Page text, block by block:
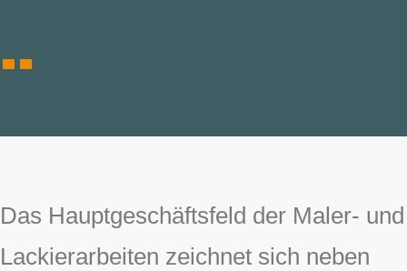
Das Hauptgeschäftsfeld der Maler- und
Lackierarbeiten zeichnet sich neben